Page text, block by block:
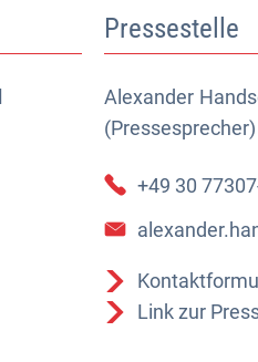
Pressestelle
Alexander
(Pressesprecher)
Alexander
+49 30
Link zur